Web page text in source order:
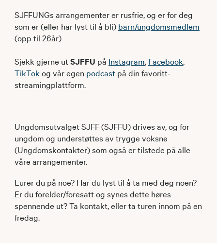
SJFFUNGs arrangementer er rusfrie, og er for deg
som er (eller har lyst til å bli) barn/ungdomsmedlem
(opp til 26år)
Sjekk gjerne utSJFFU på Instagram, Facebook,
TikTok og vår egen podcast på din favoritt-
streamingplattform.
Ungdomsutvalget SJFF (SJFFU) drives av, og for
ungdom og understøttes av trygge voksne
(Ungdomskontakter) som også er tilstede på alle
våre arrangementer.
Lurer du på noe? Har du lyst til å ta med deg noen?
Er du forelder/foresatt og synes dette høres
spennende ut? Ta kontakt, eller ta turen innom på en
fredag.